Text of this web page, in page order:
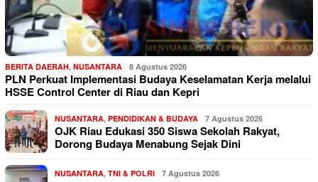
BERITA DAERAH, NUSANTARA 8 Agustus 2026
PLN Perkuat Implementasi Budaya Keselamatan Kerja melalui
HSSE Control Center di Riau dan Kepri
NUSANTARA, PENDIDIKAN & BUDAYA 7 Agustus 2026
OJK Riau Edukasi 350 Siswa Sekolah Rakyat,
Dorong Budaya Menabung Sejak Dini
NUSANTARA, TNI & POLRI 7 Agustus 2026